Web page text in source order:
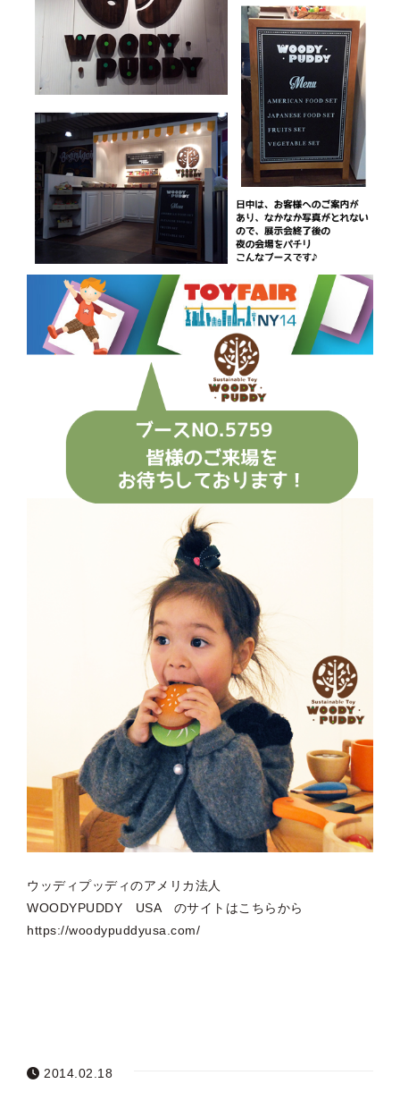
ウッディプッディのアメリカ法人
WOODYPUDDY USA のサイトはこちらから
https://woodypuddyusa.com/
2014.02.18